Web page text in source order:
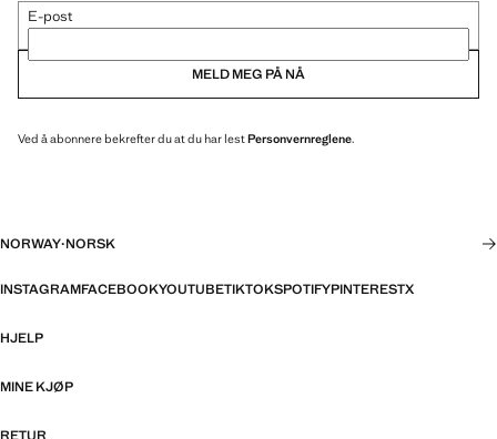
E-post
MELD MEG PÅ NÅ
Ved å abonnere bekrefter du at du har lestPersonvernreglene.
NORWAY·NORSK
INSTAGRAMFACEBOOKYOUTUBETIKTOKSPOTIFYPINTERESTX
HJELP
MINE KJØP